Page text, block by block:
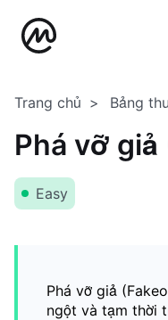
Trang chủ Bảng
Phá vỡ giả
Easy
Phá vỡ giả
ngột và tạm thời